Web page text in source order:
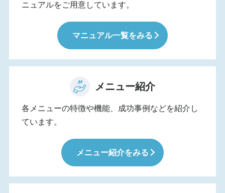
ニュアルをご用意しています。
マニュアル一覧をみる
メニュー紹介
各メニューの特徴や機能、成功事例などを紹介し
ています。
メニュー紹介をみる